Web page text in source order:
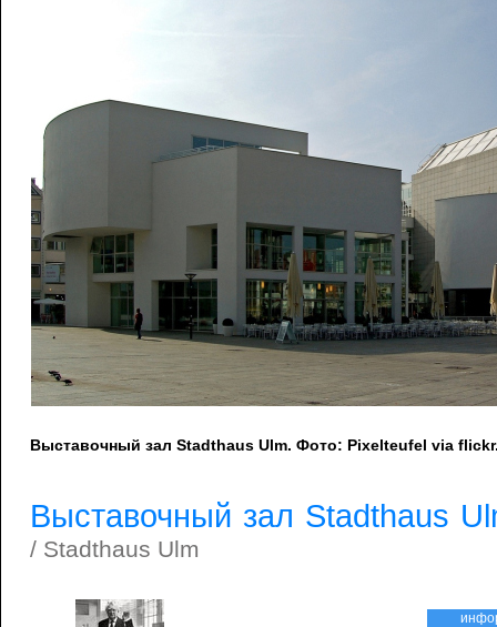
Выставочный зал Stadthaus Ulm. Фото: Pixelteufel via
Выставочный зал Stadthaus
/ Stadthaus Ulm